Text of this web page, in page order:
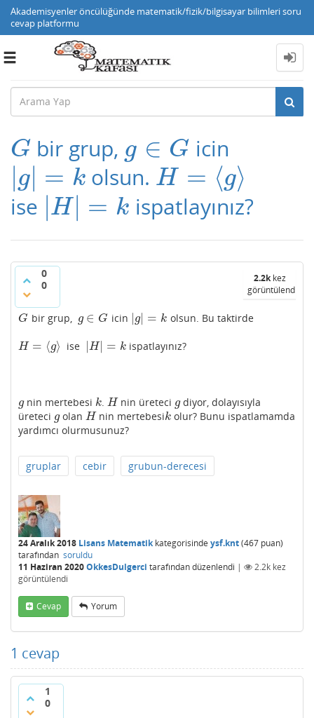
Akademisyenler öncülüğünde matematik/fizik/bilgisayar bilimleri soru
cevap platformu
Toggle
G
G bir grup, g ∈ G
g∈G icin
g = k
|g =k olsun. H = ⟨g⟩
H= ⟨g⟩
ise H = k
|H| =k ispatlayınız?
0
0
2.2kkez
görüntülendi
G
G bir grup, g ∈ G
g∈G icin |g| = k
|g =k olsun. Bu taktirde
H = ⟨g⟩
H= ⟨g⟩ ise |H| = k
|H| =k ispatlayınız?
g
gnin mertebesi k
k. H
H nin üreteci g
gdiyor, dolayısıyla
üreteci g
golanH
H nin mertebesik
k olur? Bunu ispatlamamda
yardımcı olurmusunuz?
gruplar cebir grubun-derecesi
24 Aralık 2018 Lisans Matematikkategorisinde ysf.knt(467 puan)
tarafından soruldu
11 Haziran 2020OkkesDulgerci tarafındandüzenlendi | 2.2k kez
görüntülendi
Cevap Yorum
1 cevap
1
0